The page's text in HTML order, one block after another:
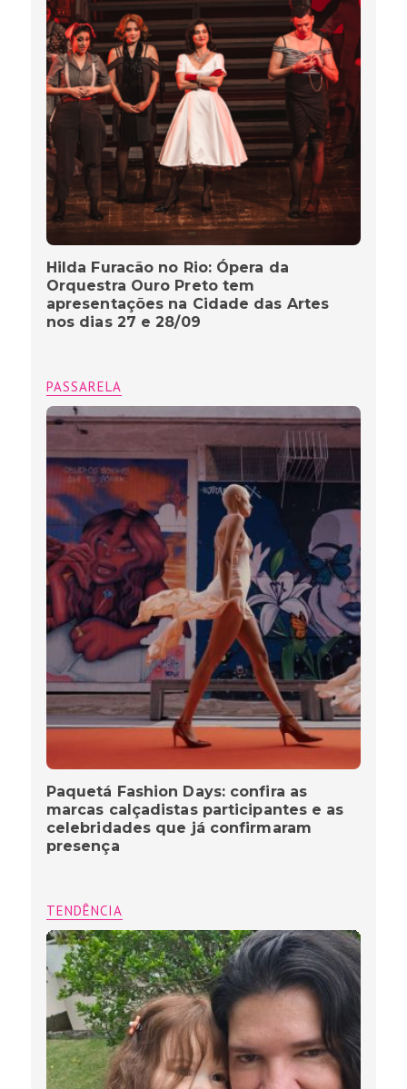
Hilda Furacão no Rio: Ópera da
Orquestra Ouro Preto tem
apresentações na Cidade das Artes
nos dias 27 e 28/09
PASSARELA
Paquetá Fashion Days: confira as
marcas calçadistas participantes e as
celebridades que já confirmaram
presença
TENDÊNCIA